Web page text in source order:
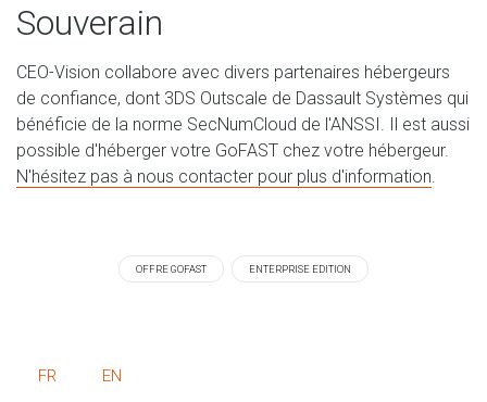
Souverain
CEO-Vision collabore avec divers partenaires hébergeurs
de confiance, dont 3DS Outscale de Dassault Systèmes qui
bénéficie de la norme SecNumCloud de l'ANSSI. Il est aussi
possible d'héberger votre GoFAST chez votre hébergeur.
N'hésitez pas à nous contacter pour plus d'information
OFFRE GOFAST ENTERPRISE EDITION
FR EN